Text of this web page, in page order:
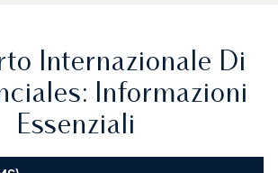
Internazionale Di
Informazioni
Essenziali